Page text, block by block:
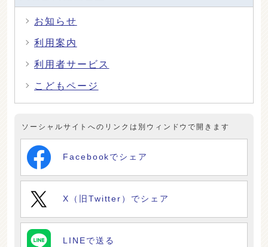
お知らせ
利用案内
利用者サービス
こどもページ
ソーシャルサイトへのリンクは別ウィンドウで開きます
Facebookでシェア
X（旧Twitter）でシェア
LINEで送る